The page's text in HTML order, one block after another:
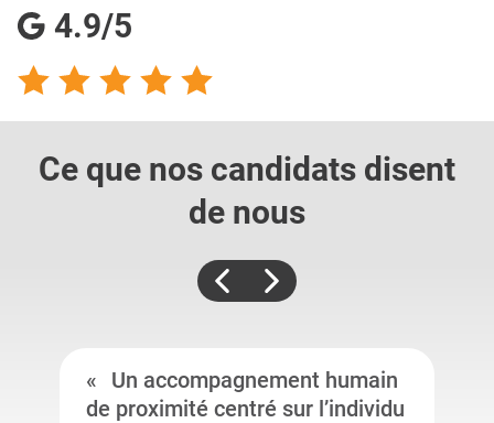
4.9/5
Ce que nos candidats disent
de nous
Un accompagnement humain
de proximité centré sur l’individu